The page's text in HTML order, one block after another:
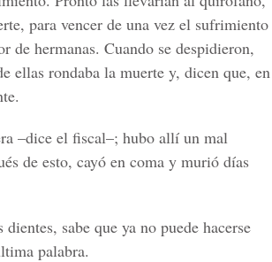
para vencer de una vez el sufrimiento
de hermanas. Cuando se despidieron,
ellas rondaba la muerte y, dicen que, en
–dice el fiscal–; hubo allí un mal
de esto, cayó en coma y murió días
sabe que ya no puede hacerse
palabra.